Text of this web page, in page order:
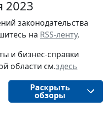
2023
законодательства
на RSS-ленту.
и бизнес-справки
области см.здесь
Раскрыть
обзоры